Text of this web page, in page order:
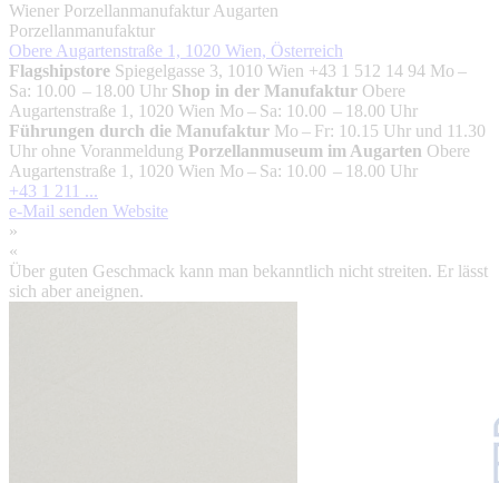
Wiener Porzellanmanufaktur Augarten
Porzellanmanufaktur
Obere Augartenstraße 1, 1020 Wien, Österreich
Flagshipstore Spiegelgasse 3, 1010 Wien +43 1 512 14 94 Mo –
Sa: 10.00 – 18.00 Uhr Shop in der Manufaktur Obere
Augartenstraße 1, 1020 Wien Mo – Sa: 10.00 – 18.00 Uhr
Führungen durch die Manufaktur Mo – Fr: 10.15 Uhr und 11.30
Uhr ohne Voranmeldung Porzellanmuseum im Augarten Obere
Augartenstraße 1, 1020 Wien Mo – Sa: 10.00 – 18.00 Uhr
+43 1 211 ...
e-Mail senden Website
»
«
Über guten Geschmack kann man bekanntlich nicht streiten. Er lässt
sich aber aneignen.